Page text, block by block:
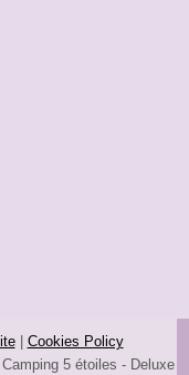
| Cookies Policy
5 étoiles - Deluxe